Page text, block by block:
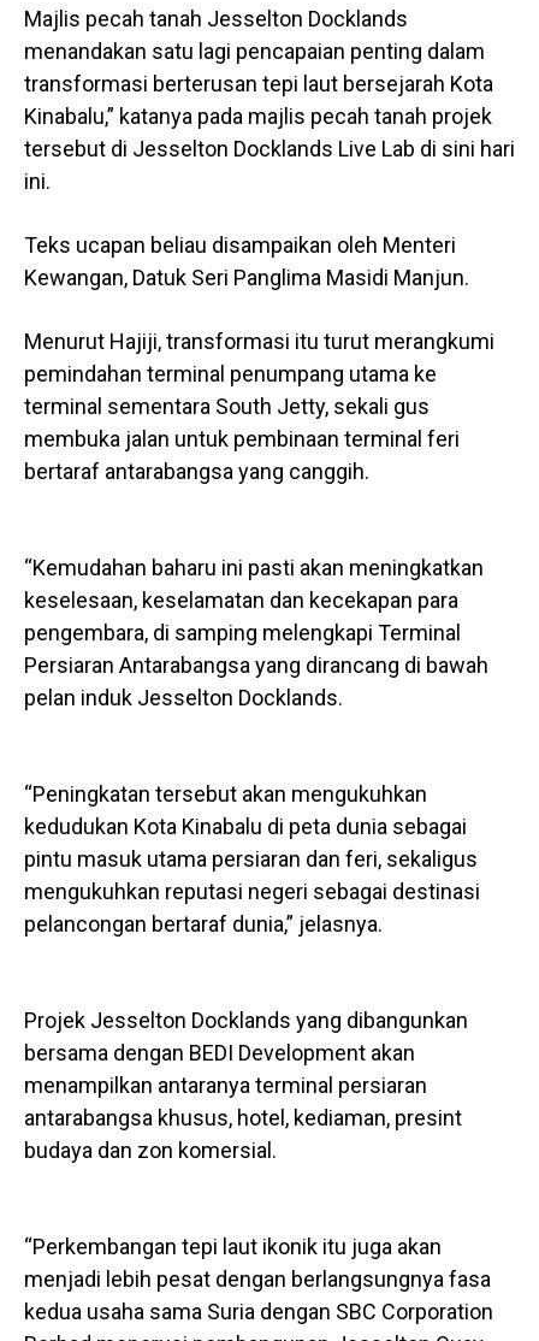
Majlis pecah tanah Jesselton Docklands
menandakan satu lagi pencapaian penting dalam
transformasi berterusan tepi laut bersejarah Kota
Kinabalu,” katanya pada majlis pecah tanah projek
tersebut di Jesselton Docklands Live Lab di sini hari
ini.
Teks ucapan beliau disampaikan oleh Menteri
Kewangan, Datuk Seri Panglima Masidi Manjun.
Menurut Hajiji, transformasi itu turut merangkumi
pemindahan terminal penumpang utama ke
terminal sementara South Jetty, sekali gus
membuka jalan untuk pembinaan terminal feri
bertaraf antarabangsa yang canggih.
“Kemudahan baharu ini pasti akan meningkatkan
keselesaan, keselamatan dan kecekapan para
pengembara, di samping melengkapi Terminal
Persiaran Antarabangsa yang dirancang di bawah
pelan induk Jesselton Docklands.
“Peningkatan tersebut akan mengukuhkan
kedudukan Kota Kinabalu di peta dunia sebagai
pintu masuk utama persiaran dan feri, sekaligus
mengukuhkan reputasi negeri sebagai destinasi
pelancongan bertaraf dunia,” jelasnya.
Projek Jesselton Docklands yang dibangunkan
bersama dengan BEDI Development akan
menampilkan antaranya terminal persiaran
antarabangsa khusus, hotel, kediaman, presint
budaya dan zon komersial.
“Perkembangan tepi laut ikonik itu juga akan
menjadi lebih pesat dengan berlangsungnya fasa
kedua usaha sama Suria dengan SBC Corporation